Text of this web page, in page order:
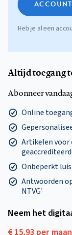
Heb je al een
Altijd toegang
Abonneer
Online
Artikelen voor
Onbeperkt
Antwoorden
NTVG'
Neem het
€ 15,93 per